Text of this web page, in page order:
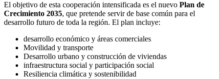
El objetivo de esta cooperación intensificada es el nuevo Plan de
Crecimiento 2035, que pretende servir de base común para el
desarrollo futuro de toda la región. El plan incluye:
desarrollo económico y áreas comerciales
Movilidad y transporte
Desarrollo urbano y construcción de viviendas
infraestructura social y participación social
Resiliencia climática y sostenibilidad